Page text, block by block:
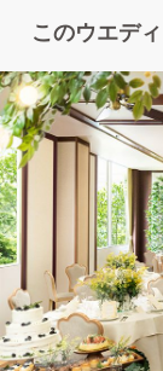
このウエデ